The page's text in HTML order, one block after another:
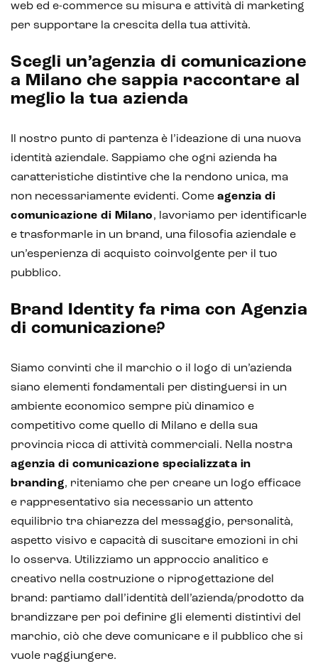
web ed e-commerce su misura e attività di marketing
per supportare la crescita della tua attività.
Scegli un’agenzia di comunicazione
a Milano che sappia raccontare al
meglio la tua azienda
Il nostro punto di partenza è l’ideazione di una nuova
identità aziendale. Sappiamo che ogni azienda ha
caratteristiche distintive che la rendono unica, ma
non necessariamente evidenti. Come agenzia di
comunicazione di Milano, lavoriamo per identificarle
e trasformarle in un brand, una filosofia aziendale e
un’esperienza di acquisto coinvolgente per il tuo
pubblico.
Brand Identity fa rima con Agenzia
di comunicazione?
Siamo convinti che il marchio o il logo di un’azienda
siano elementi fondamentali per distinguersi in un
ambiente economico sempre più dinamico e
competitivo come quello di Milano e della sua
provincia ricca di attività commerciali. Nella nostra
agenzia di comunicazione specializzata in
branding, riteniamo che per creare un logo efficace
e rappresentativo sia necessario un attento
equilibrio tra chiarezza del messaggio, personalità,
aspetto visivo e capacità di suscitare emozioni in chi
lo osserva. Utilizziamo un approccio analitico e
creativo nella costruzione o riprogettazione del
brand: partiamo dall’identità dell’azienda/prodotto da
brandizzare per poi definire gli elementi distintivi del
marchio, ciò che deve comunicare e il pubblico che si
vuole raggiungere.